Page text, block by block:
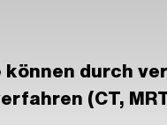
durch
(CT,